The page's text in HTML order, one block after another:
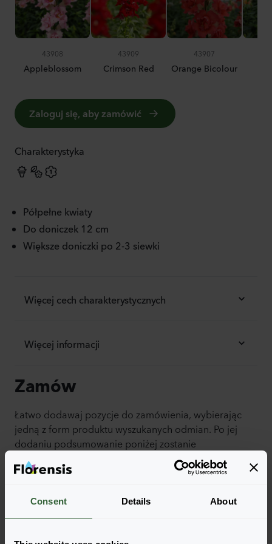
Consent Details About
43908
Appleblossom
43909
Crimson Red
43907
Orange Bicolour
Zaloguj się, aby zamówić
Charakterystyka
Półpełne kwiaty
Do doniczek 12 cm
Większe doniczki po 2-3 siewki
Więcej cech charakterystycznych
Więcej informacji
Zamów
Łatwo dodawaj pozycje do zamówienia, wybierając
jedną z form produktu wyszukanych odmian. Po jej
dodaniu podsumowanie poniżej zostanie
zaktualizowane.